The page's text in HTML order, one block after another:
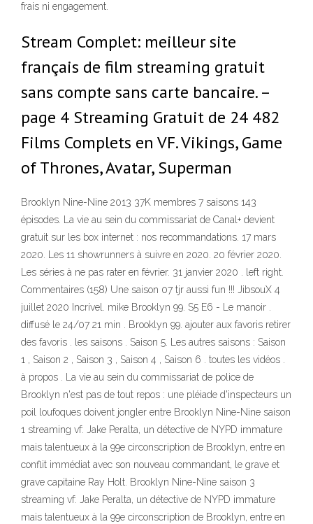
frais ni engagement.
Stream Complet: meilleur site
français de film streaming gratuit
sans compte sans carte bancaire. –
page 4 Streaming Gratuit de 24 482
Films Complets en VF. Vikings, Game
of Thrones, Avatar, Superman
Brooklyn Nine-Nine 2013 37K membres 7 saisons 143
épisodes. La vie au sein du commissariat de Canal+ devient
gratuit sur les box internet : nos recommandations. 17 mars
2020. Les 11 showrunners à suivre en 2020. 20 février 2020.
Les séries à ne pas rater en février. 31 janvier 2020 . left right.
Commentaires (158) Une saison 07 tjr aussi fun !!! JibsouX 4
juillet 2020 Incrível. mike Brooklyn 99. S5 E6 - Le manoir .
diffusé le 24/07 21 min . Brooklyn 99. ajouter aux favoris retirer
des favoris . les saisons . Saison 5. Les autres saisons : Saison
1 , Saison 2 , Saison 3 , Saison 4 , Saison 6 . toutes les vidéos .
à propos . La vie au sein du commissariat de police de
Brooklyn n'est pas de tout repos : une pléiade d'inspecteurs un
poil loufoques doivent jongler entre Brooklyn Nine-Nine saison
1 streaming vf: Jake Peralta, un détective de NYPD immature
mais talentueux à la 99e circonscription de Brooklyn, entre en
conflit immédiat avec son nouveau commandant, le grave et
grave capitaine Ray Holt. Brooklyn Nine-Nine saison 3
streaming vf: Jake Peralta, un détective de NYPD immature
mais talentueux à la 99e circonscription de Brooklyn, entre en